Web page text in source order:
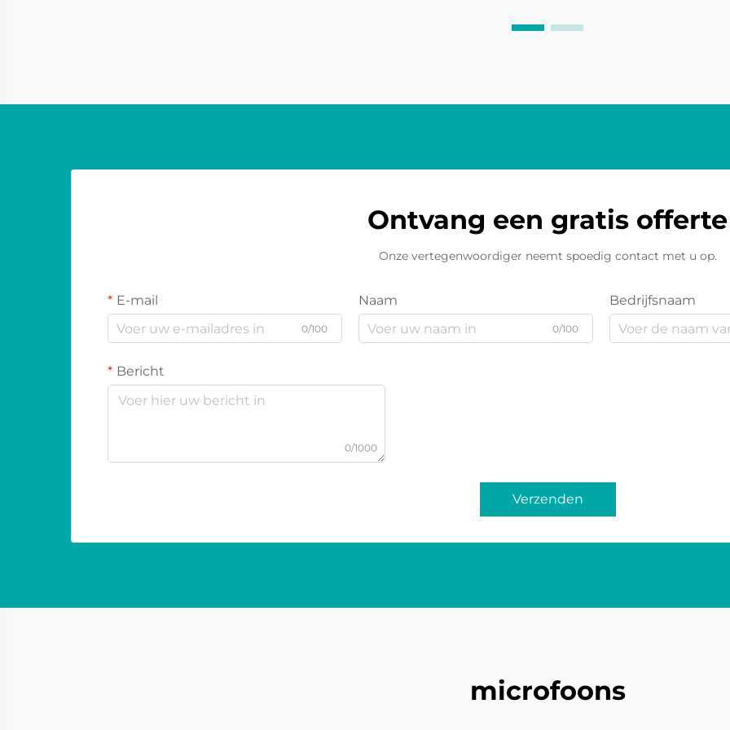
vaak in staat om ... te leveren
Ontvang een gratis offerte
Onze vertegenwoordiger neemt spoedig contact met u op.
E-mail
0/100
Naam
0/100
Bedrijfsnaam
Bericht
0/1000
Verzenden
microfoons